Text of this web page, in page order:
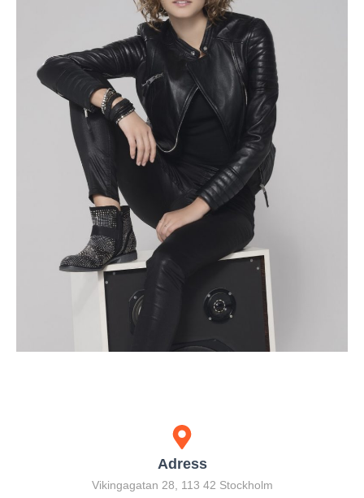
Adress
Vikingagatan 28, 113 42 Stockholm